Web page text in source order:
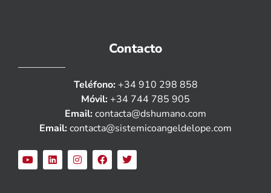
Contacto
Teléfono: +34 910 298 858
Móvil: +34 744 785 905
Email: contacta@dshumano.com
Email: contacta@sistemicoangeldelope.com